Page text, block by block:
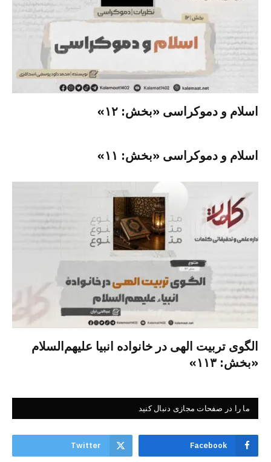
اسلام و دموکراسی «بخش: ۱۲»
اسلام و دموکراسی «بخش: ۱۱»
الگوی تربیت الهی در خانواده انبیا‌‌ علیهم‌السلام
«بخش: ۱۱۳»
ما را در صفحات مجازی دنبال کنید
Facebook
Twitter